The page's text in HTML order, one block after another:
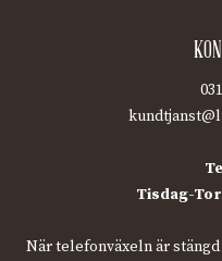
Tisdag-
När telefonväxeln är